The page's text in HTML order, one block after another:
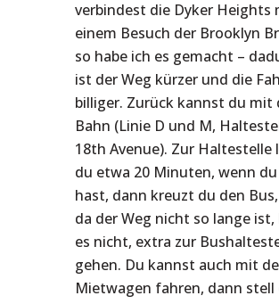
verbindest die Dyker Heights
einem Besuch der Brooklyn
so habe ich es gemacht –
ist der Weg kürzer und die
billiger. Zurück kannst du mit
Bahn (Linie D und M,
18th Avenue). Zur Haltestelle
du etwa 20 Minuten, wenn
hast, dann kreuzt du den
da der Weg nicht so lange
es nicht, extra zur
gehen. Du kannst auch mit
Mietwagen fahren, dann stell